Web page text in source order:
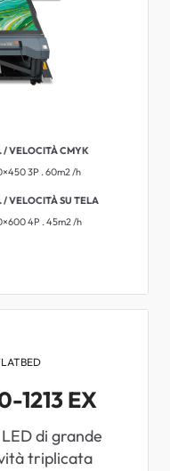
/ VELOCITÀ CMYK
3P . 60m2 /h
/ VELOCITÀ SU TELA
4P . 45m2 /h
1213 EX
di grande
triplicata